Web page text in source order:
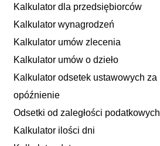
Kalkulator dla przedsiębiorców
Kalkulator wynagrodzeń
Kalkulator umów zlecenia
Kalkulator umów o dzieło
Kalkulator odsetek ustawowych za
opóźnienie
Odsetki od zaległości podatkowych
Kalkulator ilości dni